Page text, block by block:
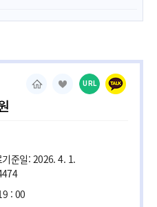
URL
준일: 2026. 4. 1.
: 00